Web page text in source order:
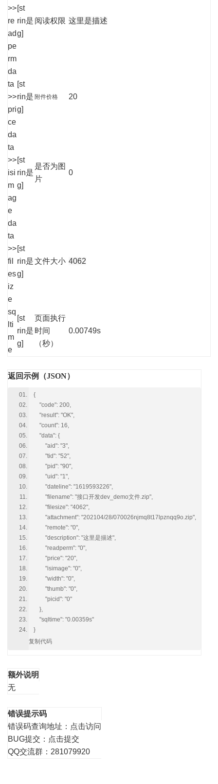
>>
re
ad
pe
rm
[st
rin
g]
是 阅读权限 这里是描述
da
ta
>>
pri
ce
[st
rin
g]
是 附件价格 20
da
ta
>>
isi
m
ag
e
[st
rin
g]
是
是否为图
片
0
da
ta
>>
fil
es
iz
e
[st
rin
g]
是文件大小 4062
sq
lti
m
e
[st
rin
g]
是
页面执行
时间
（秒）
0.00749s
返回示例（JSON）
{
"code": 200,
"result": "OK",
"count": 16,
"data": {
"aid": "3",
"tid": "52",
"pid": "90",
"uid": "1",
"dateline": "1619593226",
"filename": "接口开发dev_demo文件.zip",
"filesize": "4062",
"attachment": "202104/28/070026njmq8t17lpznqq9o.zip",
"remote": "0",
"description": "这里是描述",
"readperm": "0",
"price": "20",
"isimage": "0",
"width": "0",
"thumb": "0",
"picid": "0"
},
"sqltime": "0.00359s"
}
复制代码
额外说明
无
错误提示码
错误码查询地址： 点击访问
BUG提交： 点击提交
QQ交流群：281079920